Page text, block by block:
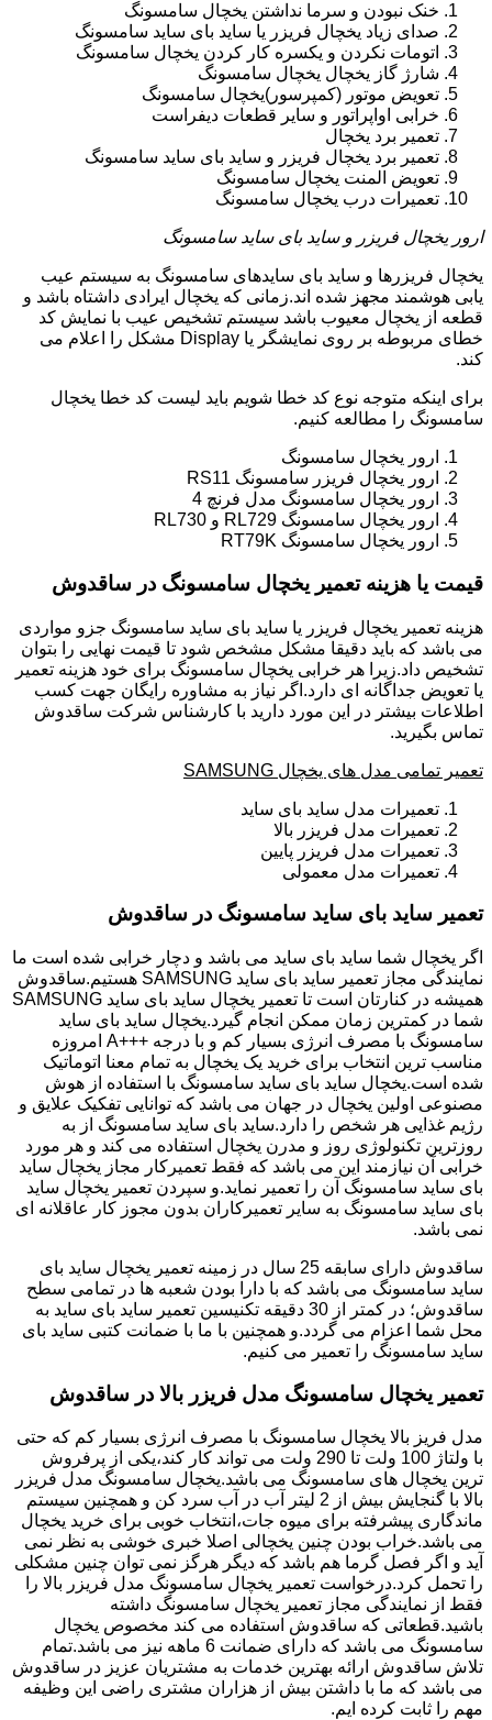
خنک نبودن و سرما نداشتن یخچال سامسونگ
صدای زیاد یخچال فریزر یا ساید بای ساید سامسونگ
اتومات نکردن و یکسره کار کردن یخچال سامسونگ
شارژ گاز یخچال یخچال سامسونگ
تعویض موتور (کمپرسور)یخچال سامسونگ
خرابی اواپراتور و سایر قطعات دیفراست
تعمیر برد یخچال
تعمیر برد یخچال فریزر و ساید بای ساید سامسونگ
تعویض المنت یخچال سامسونگ
تعمیرات درب یخچال سامسونگ
ارور یخچال فریزر و ساید بای ساید سامسونگ
یخچال فریزرها و ساید بای سایدهای سامسونگ به سیستم عیب
یابی هوشمند مجهز شده اند.زمانی که یخچال ایرادی داشتاه باشد و
قطعه از یخچال معیوب باشد سیستم تشخیص عیب با نمایش کد
خطای مربوطه بر روی نمایشگر یا Display مشکل را اعلام می
کند.
برای اینکه متوجه نوع کد خطا شویم باید لیست کد خطا یخچال
سامسونگ را مطالعه کنیم.
ارور یخچال سامسونگ
ارور یخچال فریزر سامسونگ RS11
ارور یخچال سامسونگ مدل فرنچ 4
ارور یخچال سامسونگ RL729 و RL730
ارور یخچال سامسونگ RT79K
قیمت یا هزینه تعمیر یخچال سامسونگ در ساقدوش
هزینه تعمیر یخچال فریزر یا ساید بای ساید سامسونگ جزو مواردی
می باشد که باید دقیقا مشکل مشخص شود تا قیمت نهایی را بتوان
تشخیص داد.زیرا هر خرابی یخچال سامسونگ برای خود هزینه تعمیر
یا تعویض جداگانه ای دارد.اگر نیاز به مشاوره رایگان جهت کسب
اطلاعات بیشتر در این مورد دارید با کارشناس شرکت ساقدوش
تماس بگیرید.
تعمیر تمامی مدل های یخچال SAMSUNG
تعمیرات مدل ساید بای ساید
تعمیرات مدل فریزر بالا
تعمیرات مدل فریزر پایین
تعمیرات مدل معمولی
تعمیر ساید بای ساید سامسونگ در ساقدوش
اگر یخچال شما ساید بای ساید می باشد و دچار خرابی شده است ما
نمایندگی مجاز تعمیر ساید بای ساید SAMSUNG هستیم.ساقدوش
همیشه در کنارتان است تا تعمیر یخچال ساید بای ساید SAMSUNG
شما در کمترین زمان ممکن انجام گیرد.یخچال ساید بای ساید
سامسونگ با مصرف انرژی بسیار کم و با درجه +++A امروزه
مناسب ترین انتخاب برای خرید یک یخچال به تمام معنا اتوماتیک
شده است.یخچال ساید بای ساید سامسونگ با استفاده از هوش
مصنوعی اولین یخچال در جهان می باشد که توانایی تفکیک علایق و
رژیم غذایی هر شخص را دارد.ساید بای ساید سامسونگ از به
روزترین تکنولوژی روز و مدرن یخچال استفاده می کند و هر مورد
خرابی آن نیازمند این می باشد که فقط تعمیرکار مجاز یخچال ساید
بای ساید سامسونگ آن را تعمیر نماید.و سپردن تعمیر یخچال ساید
بای ساید سامسونگ به سایر تعمیرکاران بدون مجوز کار عاقلانه ای
نمی باشد.
ساقدوش دارای سابقه 25 سال در زمینه تعمیر یخچال ساید بای
ساید سامسونگ می باشد که با دارا بودن شعبه ها در تمامی سطح
ساقدوش؛ در کمتر از 30 دقیقه تکنیسین تعمیر ساید بای ساید به
محل شما اعزام می گردد.و همچنین با ما با ضمانت کتبی ساید بای
ساید سامسونگ را تعمیر می کنیم.
تعمیر یخچال سامسونگ مدل فریزر بالا در ساقدوش
مدل فریز بالا یخچال سامسونگ با مصرف انرژی بسیار کم که حتی
با ولتاژ 100 ولت تا 290 ولت می تواند کار کند،یکی از پرفروش
ترین یخچال های سامسونگ می باشد.یخچال سامسونگ مدل فریزر
بالا با گنجایش بیش از 2 لیتر آب در آب سرد کن و همچنین سیستم
ماندگاری پیشرفته برای میوه جات،انتخاب خوبی برای خرید یخچال
می باشد.خراب بودن چنین یخچالی اصلا خبری خوشی به نظر نمی
آید و اگر فصل گرما هم باشد که دیگر هرگز نمی توان چنین مشکلی
را تحمل کرد.درخواست تعمیر یخچال سامسونگ مدل فریزر بالا را
فقط از نمایندگی مجاز تعمیر یخچال سامسونگ داشته
باشید.قطعاتی که ساقدوش استفاده می کند مخصوص یخچال
سامسونگ می باشد که دارای ضمانت 6 ماهه نیز می باشد.تمام
تلاش ساقدوش ارائه بهترین خدمات به مشتریان عزیز در ساقدوش
می باشد که ما با داشتن بیش از هزاران مشتری راضی این وظیفه
مهم را ثابت کرده ایم.